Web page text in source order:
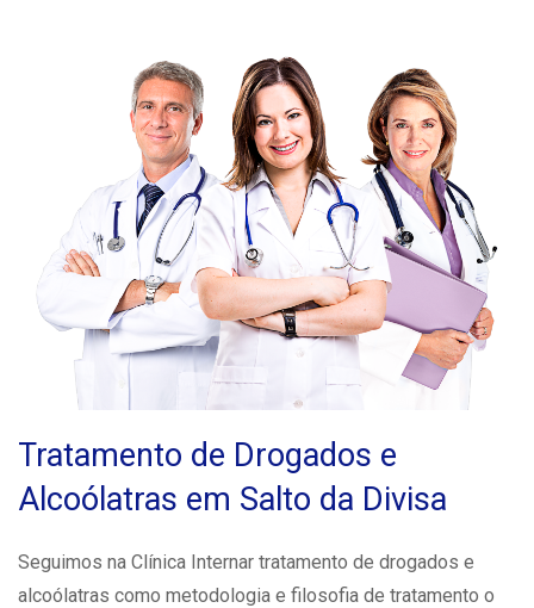
Tratamento de Drogados e
Alcoólatras em Salto da Divisa
Seguimos na Clínica Internar tratamento de drogados e
alcoólatras como metodologia e filosofia de tratamento o